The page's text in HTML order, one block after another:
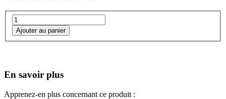
En savoir plus
Apprenez-en plus concernant ce produit :